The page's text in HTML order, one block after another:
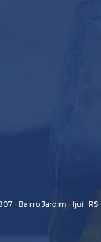
- Bairro Jardim - Ijuí | RS